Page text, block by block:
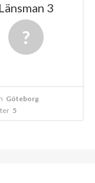
Länsman 3
Göteborg
5